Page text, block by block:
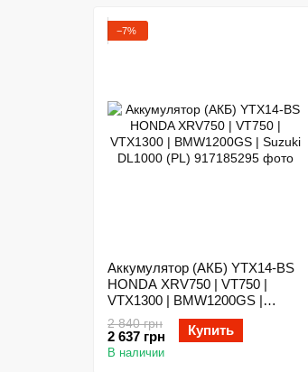
−7%
Аккумулятор (АКБ) YTX14-BS
HONDA XRV750 | VT750 |
VTX1300 | BMW1200GS |
Suzuki DL1000 (PL)
2 840 грн
2 637 грн Купить
В наличии